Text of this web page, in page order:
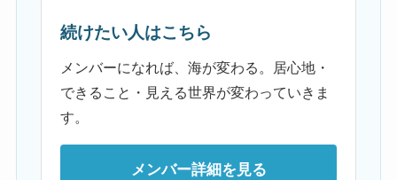
続けたい人はこちら
メンバーになれば、海が変わる。居心地・
できること・見える世界が変わっていきま
す。
メンバー詳細を見る